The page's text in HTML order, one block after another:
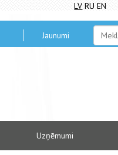
LV RU EN
Jaunumi
Uzņēmumi